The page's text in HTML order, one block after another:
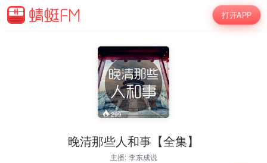
打开APP
299
晚清那些人和事【全集】
主播: 李东成说